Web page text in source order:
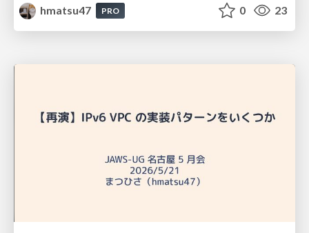
hmatsu47
PRO 0 23